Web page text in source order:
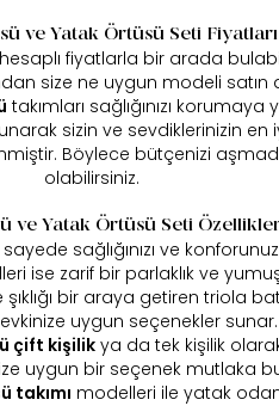
ve Yatak Örtüsü Seti Fiyatları
fiyatlarla bir arada
size ne uygun modeli satın
takımları sağlığınızı
sizin ve sevdiklerinizin en
Böylece bütçenizi
olabilirsiniz.
ve Yatak Örtüsü Seti
sağlığınızı ve
ise zarif bir parlaklık ve
bir araya getiren triola
uygun seçenekler
çift kişilikya da tek kişilik
uygun bir seçenek mutlaka
takımı modelleri ile yatak